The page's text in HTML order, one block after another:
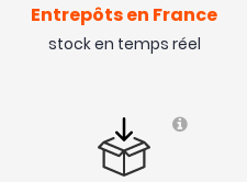
Entrepôts en France
stock en temps réel